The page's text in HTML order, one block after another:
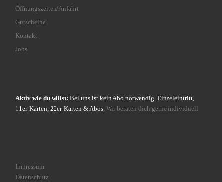
Öffnungszeiten/Anfahrt
Gutscheine
Kontakt
Jobs
Aktiv wie du willst: Bei uns ist kein Abo notwendig. Einzeleintritt,
11er-Karten, 22er-Karten & Abos. Wir beraten dich gerne individuell
Impressum
Datenschutz